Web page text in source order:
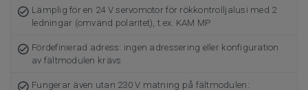
Lämplig för en 24 V servomotor för rökkontrolljalusi med 2
ledningar (omvänd polaritet), t.ex. KAM MP
Fördefinierad adress: ingen adressering eller konfiguration
av fältmodulen krävs
Fungerar även utan 230 V matning på fältmodulen: